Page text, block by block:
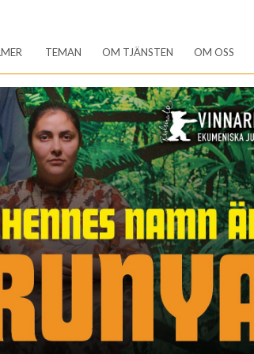
TEMAN OM TJÄNSTEN OM OSS